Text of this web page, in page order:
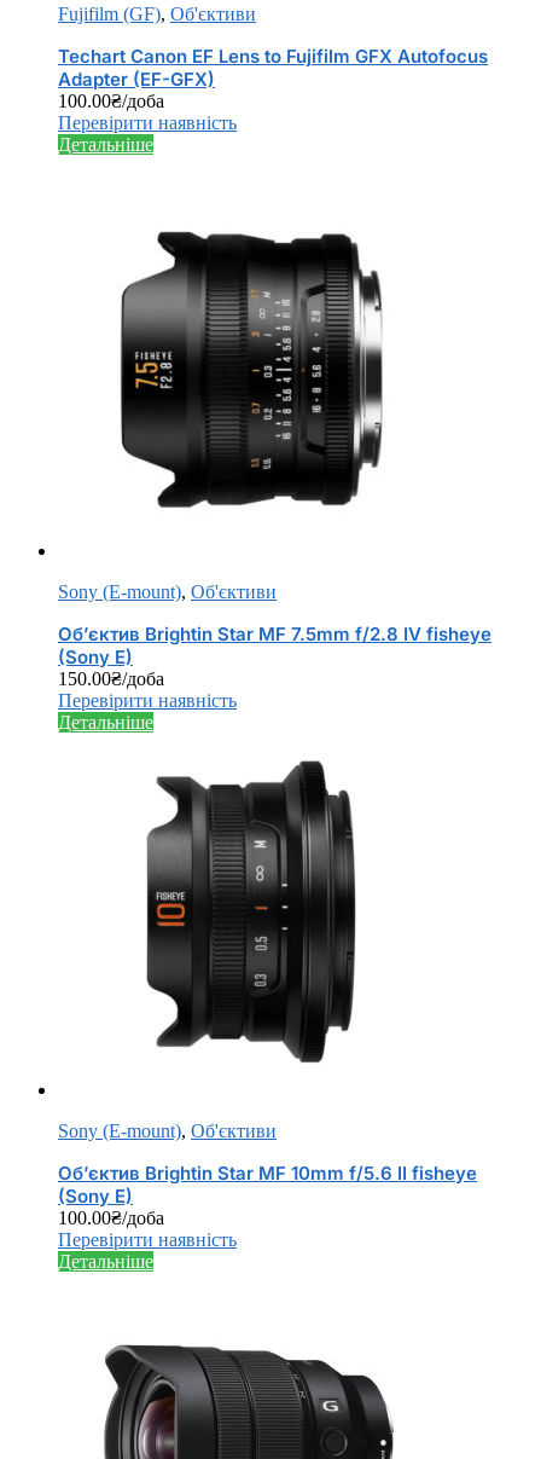
Fujifilm (GF), Об'єктиви
Techart Canon EF Lens to Fujifilm GFX Autofocus
Adapter (EF-GFX)
100.00₴/доба
Перевірити наявність
Детальніше
Sony (E-mount), Об'єктиви
Об’єктив Brightin Star MF 7.5mm f/2.8 IV fisheye
(Sony E)
150.00₴/доба
Перевірити наявність
Детальніше
Sony (E-mount), Об'єктиви
Об’єктив Brightin Star MF 10mm f/5.6 IІ fisheye
(Sony E)
100.00₴/доба
Перевірити наявність
Детальніше